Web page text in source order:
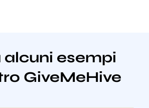
alcuni esempi
GiveMeHive